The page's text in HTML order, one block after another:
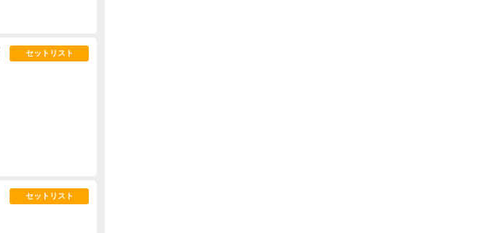
セットリスト
セットリスト